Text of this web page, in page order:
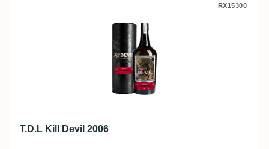
RX15300
T.D.L Kill Devil 2006